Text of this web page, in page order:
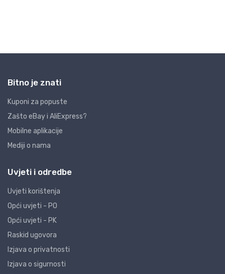
Bitno je znati
Kuponi za popuste
Zašto eBay i AliExpress?
Mobilne aplikacije
Mediji o nama
Uvjeti i odredbe
Uvjeti korištenja
Opći uvjeti - PO
Opći uvjeti - PK
Raskid ugovora
Izjava o privatnosti
Izjava o sigurnosti